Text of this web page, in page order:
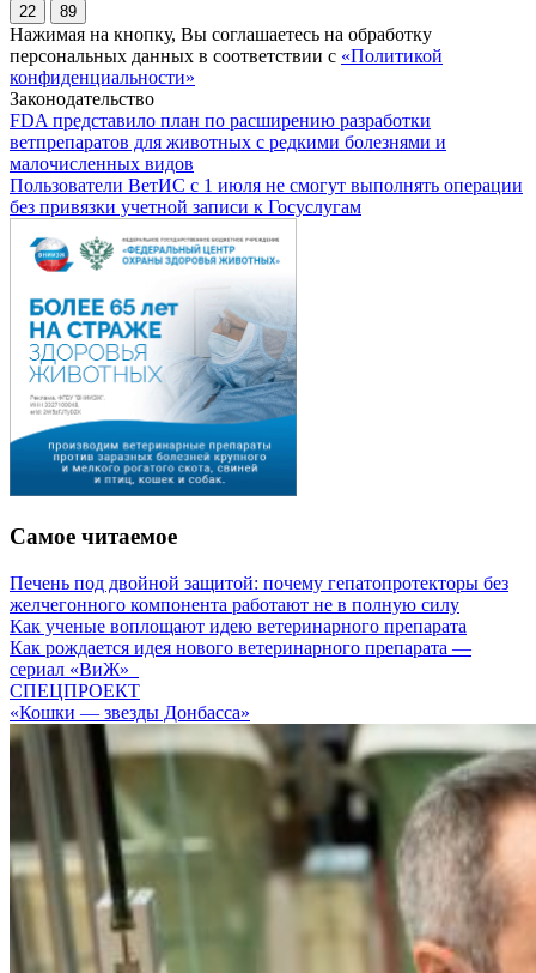
22 89
Нажимая на кнопку, Вы соглашаетесь на обработку
персональных данных в соответствии с «Политикой
конфиденциальности»
Законодательство
FDA представило план по расширению разработки
ветпрепаратов для животных с редкими болезнями и
малочисленных видов
Пользователи ВетИС с 1 июля не смогут выполнять операции
без привязки учетной записи к Госуслугам
Самое читаемое
Печень под двойной защитой: почему гепатопротекторы без
желчегонного компонента работают не в полную силу
Как ученые воплощают идею ветеринарного препарата
Как рождается идея нового ветеринарного препарата —
сериал «ВиЖ»
СПЕЦПРОЕКТ
«Кошки — звезды Донбасса»